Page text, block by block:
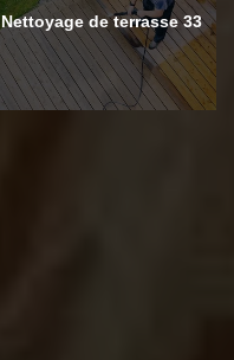
Nettoyage de terrasse 33